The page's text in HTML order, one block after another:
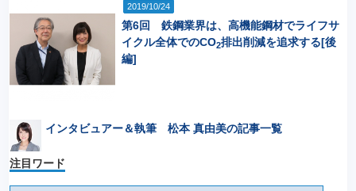
2019/10/24
第6回 鉄鋼業界は、高機能鋼材でライフサ
イクル全体でのCO2排出削減を追求する[後
編]
インタビュアー＆執筆 松本 真由美の記事一覧
注目ワード